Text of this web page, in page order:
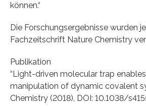
können.“
Die Forschungsergebnisse wurden
Fachzeitschrift Nature Chemistry
Publikation
“Light-driven molecular trap
manipulation of dynamic covalent
Chemistry (2018), DOI: 10.1038/